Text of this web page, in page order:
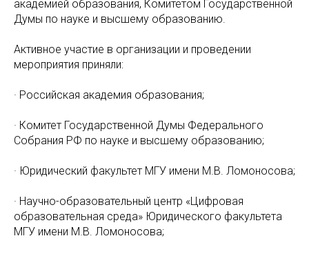
академией образования, Комитетом Государственной
Думы по науке и высшему образованию.
Активное участие в организации и проведении
мероприятия приняли:
· Российская академия образования;
· Комитет Государственной Думы Федерального
Собрания РФ по науке и высшему образованию;
· Юридический факультет МГУ имени М.В. Ломоносова;
· Научно-образовательный центр «Цифровая
образовательная среда» Юридического факультета
МГУ имени М.В. Ломоносова;